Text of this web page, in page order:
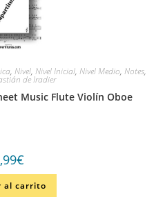
, Nivel, Nivel Inicial, Nivel Medio, Notes,
de Iradier
Music Flute Violín Oboe
€
al carrito